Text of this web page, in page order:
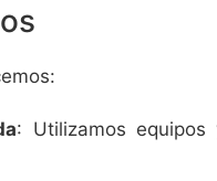
: Utilizamos